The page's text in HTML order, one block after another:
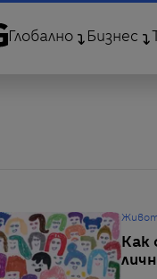
Глобално Бизнес
Как